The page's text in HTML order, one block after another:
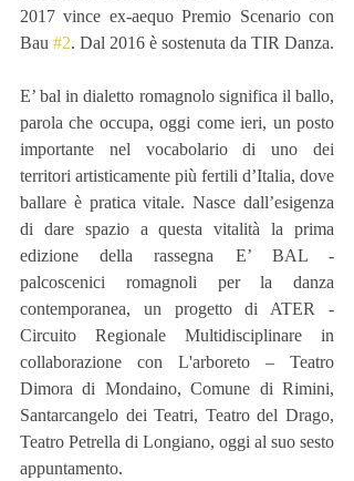
2017 vince ex-aequo Premio Scenario con
Bau #2. Dal 2016 è sostenuta da TIR Danza.
E’ bal in dialetto romagnolo significa il ballo,
parola che occupa, oggi come ieri, un posto
importante nel vocabolario di uno dei
territori artisticamente più fertili d’Italia, dove
ballare è pratica vitale. Nasce dall’esigenza
di dare spazio a questa vitalità la prima
edizione della rassegna E’ BAL -
palcoscenici romagnoli per la danza
contemporanea, un progetto di ATER -
Circuito Regionale Multidisciplinare in
collaborazione con L'arboreto – Teatro
Dimora di Mondaino, Comune di Rimini,
Santarcangelo dei Teatri, Teatro del Drago,
Teatro Petrella di Longiano, oggi al suo sesto
appuntamento.